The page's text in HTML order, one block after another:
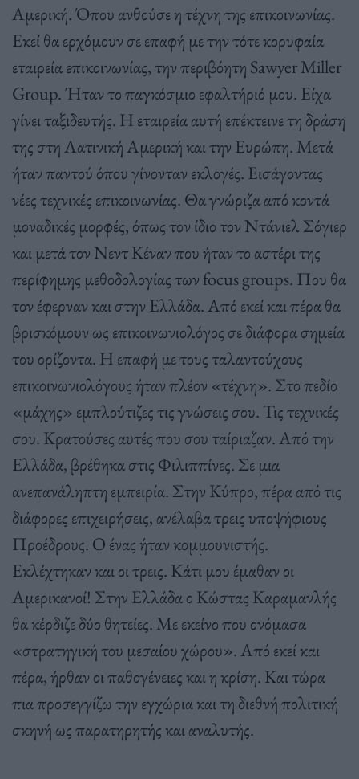
Αμερική. Όπου ανθούσε η τέχνη της επικοινωνίας.
Εκεί θα ερχόμουν σε επαφή με την τότε κορυφαία
εταιρεία επικοινωνίας, την περιβόητη Sawyer Miller
Group. Ήταν το παγκόσμιο εφαλτήριό μου. Είχα
γίνει ταξιδευτής. Η εταιρεία αυτή επέκτεινε τη δράση
της στη Λατινική Αμερική και την Ευρώπη. Μετά
ήταν παντού όπου γίνονταν εκλογές. Εισάγοντας
νέες τεχνικές επικοινωνίας. Θα γνώριζα από κοντά
μοναδικές μορφές, όπως τον ίδιο τον Ντάνιελ Σόγιερ
και μετά τον Νεντ Kέναν που ήταν το αστέρι της
περίφημης μεθοδολογίας των focus groups. Που θα
τον έφερναν και στην Ελλάδα.Από εκεί και πέρα θα
βρισκόμουν ως επικοινωνιολόγος σε διάφορα σημεία
του ορίζοντα. Η επαφή με τους ταλαντούχους
επικοινωνιολόγους ήταν πλέον «τέχνη». Στο πεδίο
«μάχης» εμπλούτιζες τις γνώσεις σου. Τις τεχνικές
σου. Κρατούσες αυτές που σου ταίριαζαν. Από την
Ελλάδα, βρέθηκα στις Φιλιππίνες. Σε μια
ανεπανάληπτη εμπειρία. Στην Κύπρο, πέρα από τις
διάφορες επιχειρήσεις, ανέλαβα τρεις υποψήφιους
Προέδρους. Ο ένας ήταν κομμουνιστής.
Εκλέχτηκαν και οι τρεις. Κάτι μου έμαθαν οι
Αμερικανοί! Στην Ελλάδα ο Κώστας Καραμανλής
θα κέρδιζε δύο θητείες. Με εκείνο που ονόμασα
«στρατηγική του μεσαίου χώρου». Από εκεί και
πέρα, ήρθαν οι παθογένειες και η κρίση. Και τώρα
πια προσεγγίζω την εγχώρια και τη διεθνή πολιτική
σκηνή ως παρατηρητής και αναλυτής.